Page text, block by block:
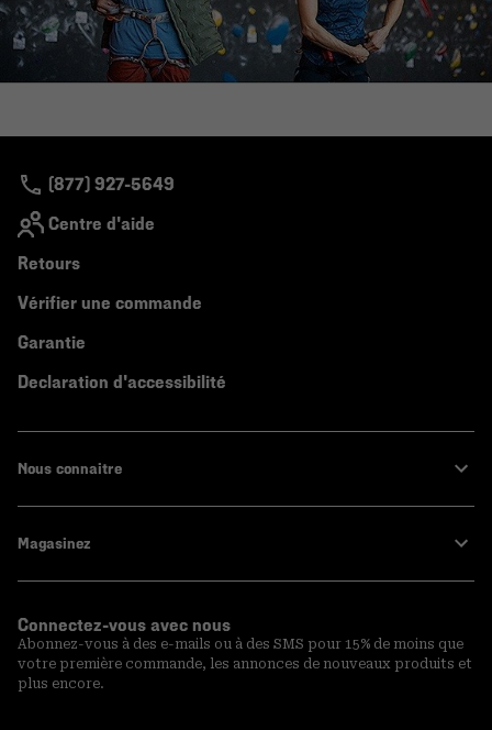
(877) 927-5649
Centre d'aide
Retours
Vérifier une commande
Garantie
Declaration d'accessibilité
Nous connaitre
Magasinez
Connectez-vous avec nous
Abonnez-vous à des e-mails ou à des SMS pour 15% de moins que
votre première commande, les annonces de nouveaux produits et
plus encore.